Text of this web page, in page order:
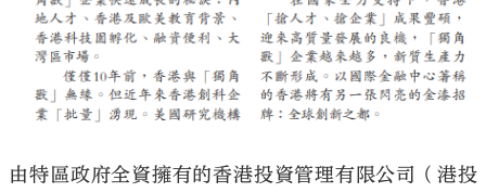
由特區政府全資擁有的香港投資管理有限公司（港投